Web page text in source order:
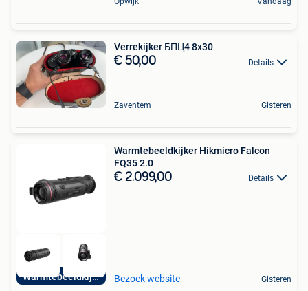
Verrekijker БПЦ4 8x30
€ 50,00 Details
Zaventem Gisteren
Warmtebeeldkijker
Warmtebeeldkijker Hikmicro Falcon
FQ35 2.0
€ 2.099,00 Details
Bezoek website Gisteren